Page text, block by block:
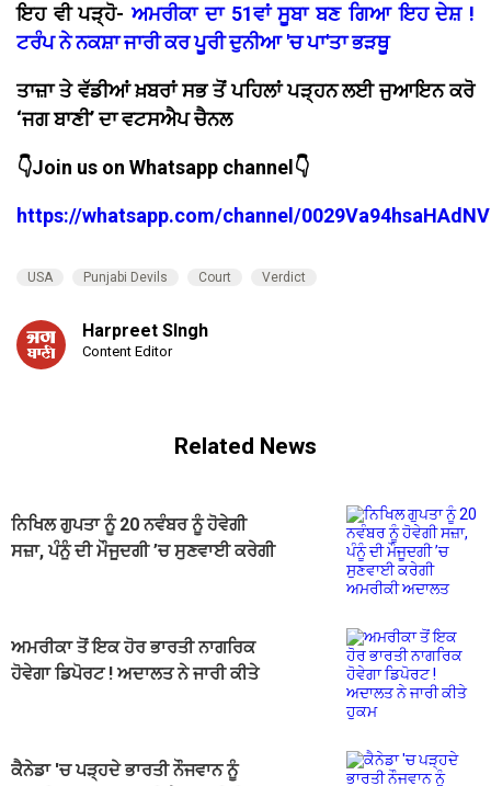
ਇਹ ਵੀ ਪੜ੍ਹੋ-ਅਮਰੀਕਾ ਦਾ 51ਵਾਂ ਸੂਬਾ ਬਣ ਗਿਆ ਇਹ ਦੇਸ਼ !
ਟਰੰਪ ਨੇ ਨਕਸ਼ਾ ਜਾਰੀ ਕਰ ਪੂਰੀ ਦੁਨੀਆ 'ਚ ਪਾ'ਤਾ ਭੜਥੂ
ਤਾਜ਼ਾ ਤੇ ਵੱਡੀਆਂ ਖ਼ਬਰਾਂ ਸਭ ਤੋਂ ਪਹਿਲਾਂ ਪੜ੍ਹਨ ਲਈ ਜੁਆਇਨ ਕਰੋ
‘ਜਗ ਬਾਣੀ’ ਦਾ ਵਟਸਐਪ ਚੈਨਲ
👇Join us on Whatsapp channel👇
https://whatsapp.com/channel/
USA Punjabi Devils Court Verdict
Harpreet SIngh
Content Editor
Related News
ਨਿਖਿਲ ਗੁਪਤਾ ਨੂੰ 20 ਨਵੰਬਰ ਨੂੰ ਹੋਵੇਗੀ
ਸਜ਼ਾ, ਪੰਨੂੰ ਦੀ ਮੌਜੂਦਗੀ ’ਚ ਸੁਣਵਾਈ ਕਰੇਗੀ
ਅਮਰੀਕਾ ਤੋਂ ਇਕ ਹੋਰ ਭਾਰਤੀ ਨਾਗਰਿਕ
ਹੋਵੇਗਾ ਡਿਪੋਰਟ ! ਅਦਾਲਤ ਨੇ ਜਾਰੀ ਕੀਤੇ
ਕੈਨੇਡਾ 'ਚ ਪੜ੍ਹਦੇ ਭਾਰਤੀ ਨੌਜਵਾਨ ਨੂੰ